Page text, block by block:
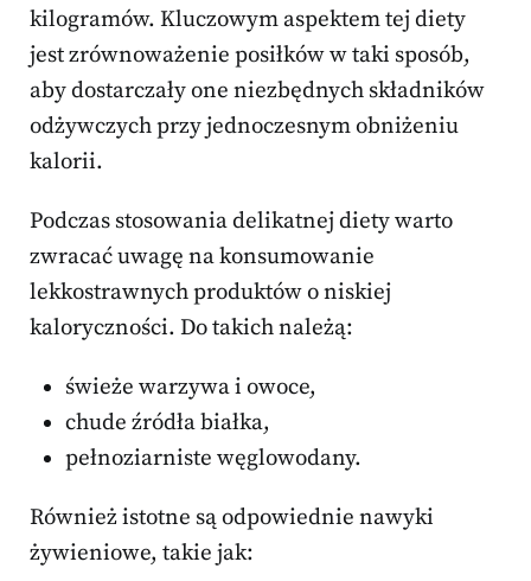
kilogramów. Kluczowym aspektem tej diety
jest zrównoważenie posiłków w taki sposób,
aby dostarczały one niezbędnych składników
odżywczych przy jednoczesnym obniżeniu
kalorii.
Podczas stosowania delikatnej diety warto
zwracać uwagę na konsumowanie
lekkostrawnych produktów o niskiej
kaloryczności. Do takich należą:
świeże warzywa i owoce,
chude źródła białka,
pełnoziarniste węglowodany.
Również istotne są odpowiednie nawyki
żywieniowe, takie jak: